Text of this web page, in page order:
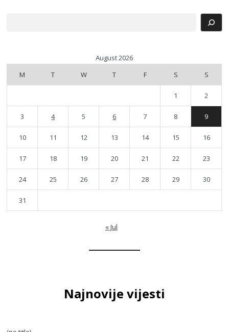
August 2026
M
T W T F S S
1 2
3 4 5 6 7 8 9
10 11 12 13 14 15 16
17 18 19 20 21 22 23
24 25 26 27 28 29 30
31
« Jul
Najnovije vijesti